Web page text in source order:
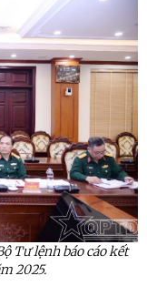
Tư lệnh báo cáo kết
2025.